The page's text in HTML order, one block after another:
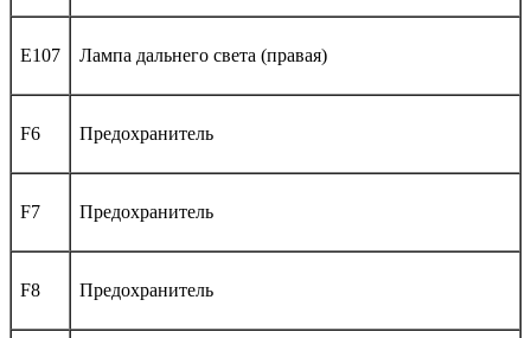
E107 Лампа дальнего света (правая)
F6 Предохранитель
F7 Предохранитель
F8 Предохранитель